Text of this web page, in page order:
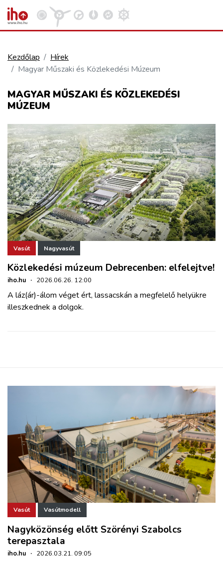
VASÚT
KÖZÚT
REPÜLÉS
KÖZLEKEDÉSFEJLESZTÉS
ELLÁTÁSI LÁNC
ZÖLDÚT
HAJÓZÁS
BLOG
Kosár megtekintése
Kezdőlap
Hírek
Magyar Műszaki és Közlekedési Múzeum
MAGYAR MŰSZAKI ÉS KÖZLEKEDÉSI
MÚZEUM
Vasút Nagyvasút
Közlekedési múzeum Debrecenben: elfelejtve!
iho.hu · 2026.06.26. 12:00
A láz(ár)-álom véget ért, lassacskán a megfelelő helyükre
illeszkednek a dolgok.
Vasút Vasútmodell
Nagyközönség előtt Szörényi Szabolcs
terepasztala
iho.hu · 2026.03.21. 09:05